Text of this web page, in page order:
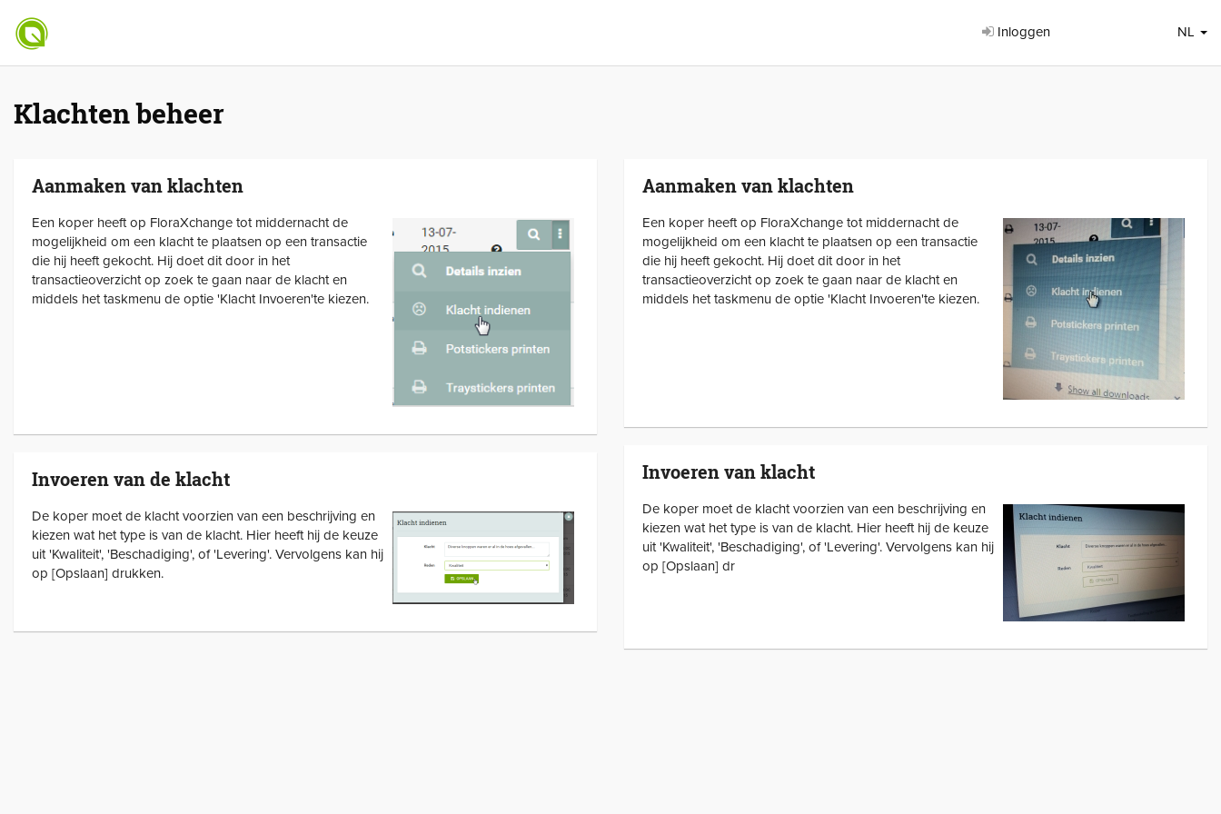
Inloggen NL
Klachten beheer
Aanmaken van klachten
Een koper heeft op FloraXchange tot middernacht de
mogelijkheid om een klacht te plaatsen op een transactie
die hij heeft gekocht. Hij doet dit door in het
transactieoverzicht op zoek te gaan naar de klacht en
middels het taskmenu de optie 'Klacht Invoeren'te kiezen.
Invoeren van de klacht
De koper moet de klacht voorzien van een beschrijving en
kiezen wat het type is van de klacht. Hier heeft hij de keuze
uit 'Kwaliteit', 'Beschadiging', of 'Levering'. Vervolgens kan hij
op [Opslaan] drukken.
Aanmaken van klachten
Een koper heeft op FloraXchange tot middernacht de
mogelijkheid om een klacht te plaatsen op een transactie
die hij heeft gekocht. Hij doet dit door in het
transactieoverzicht op zoek te gaan naar de klacht en
middels het taskmenu de optie 'Klacht Invoeren'te kiezen.
Invoeren van klacht
De koper moet de klacht voorzien van een beschrijving en
kiezen wat het type is van de klacht. Hier heeft hij de keuze
uit 'Kwaliteit', 'Beschadiging', of 'Levering'. Vervolgens kan hij
op [Opslaan] dr